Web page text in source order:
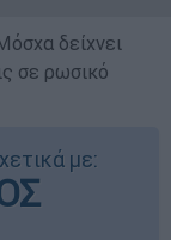
δείχνει
σε ρωσικό
με: